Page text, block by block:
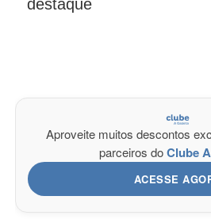
Aproveite muitos descontos
parceiros doClube
ACESSE